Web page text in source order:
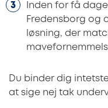
Inden for få
Fredensborg og
løsning, der
Du binder dig
at sige nej tak